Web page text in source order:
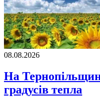
08.08.2026
На
градусів тепла